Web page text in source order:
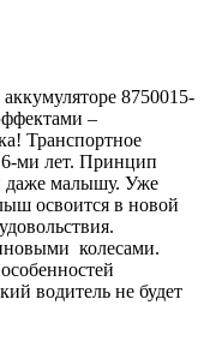
8750015-
–
Транспортное
6-ми лет. Принцип
даже малышу. Уже
освоится в новой
колесами.
водитель не будет